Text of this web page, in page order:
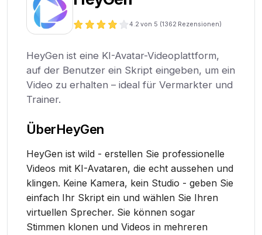
4.2 von 5 (1362 Rezensionen)
HeyGen ist eine KI-Avatar-Videoplattform,
auf der Benutzer ein Skript eingeben, um ein
Video zu erhalten – ideal für Vermarkter und
Trainer.
ÜberHeyGen
HeyGen ist wild - erstellen Sie professionelle
Videos mit KI-Avataren, die echt aussehen und
klingen. Keine Kamera, kein Studio - geben Sie
einfach Ihr Skript ein und wählen Sie Ihren
virtuellen Sprecher. Sie können sogar
Stimmen klonen und Videos in mehreren